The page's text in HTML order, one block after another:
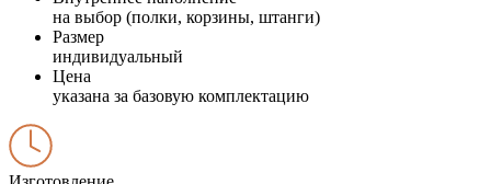
на выбор (полки, корзины, штанги)
Размер
индивидуальный
Цена
указана за базовую комплектацию